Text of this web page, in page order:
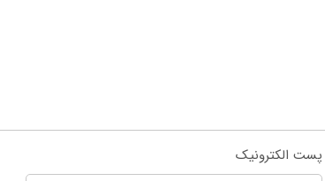
پست الکترونیک